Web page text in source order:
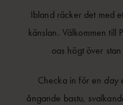
Ibland räcker det med
känslan. Välkommen till
oas högt över
Checka in för en day
ångande bastu,